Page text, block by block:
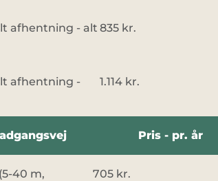
afhentning - alt 835 kr.
afhentning -
1.114 kr.
Pris - pr. år
40 m,
705 kr.